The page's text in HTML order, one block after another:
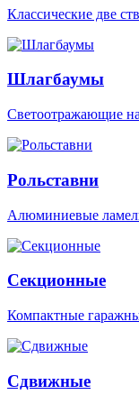
Классические две
Шлагбаумы
Светоотражающие
Рольставни
Алюминиевые
Секционные
Компактные
Сдвижные